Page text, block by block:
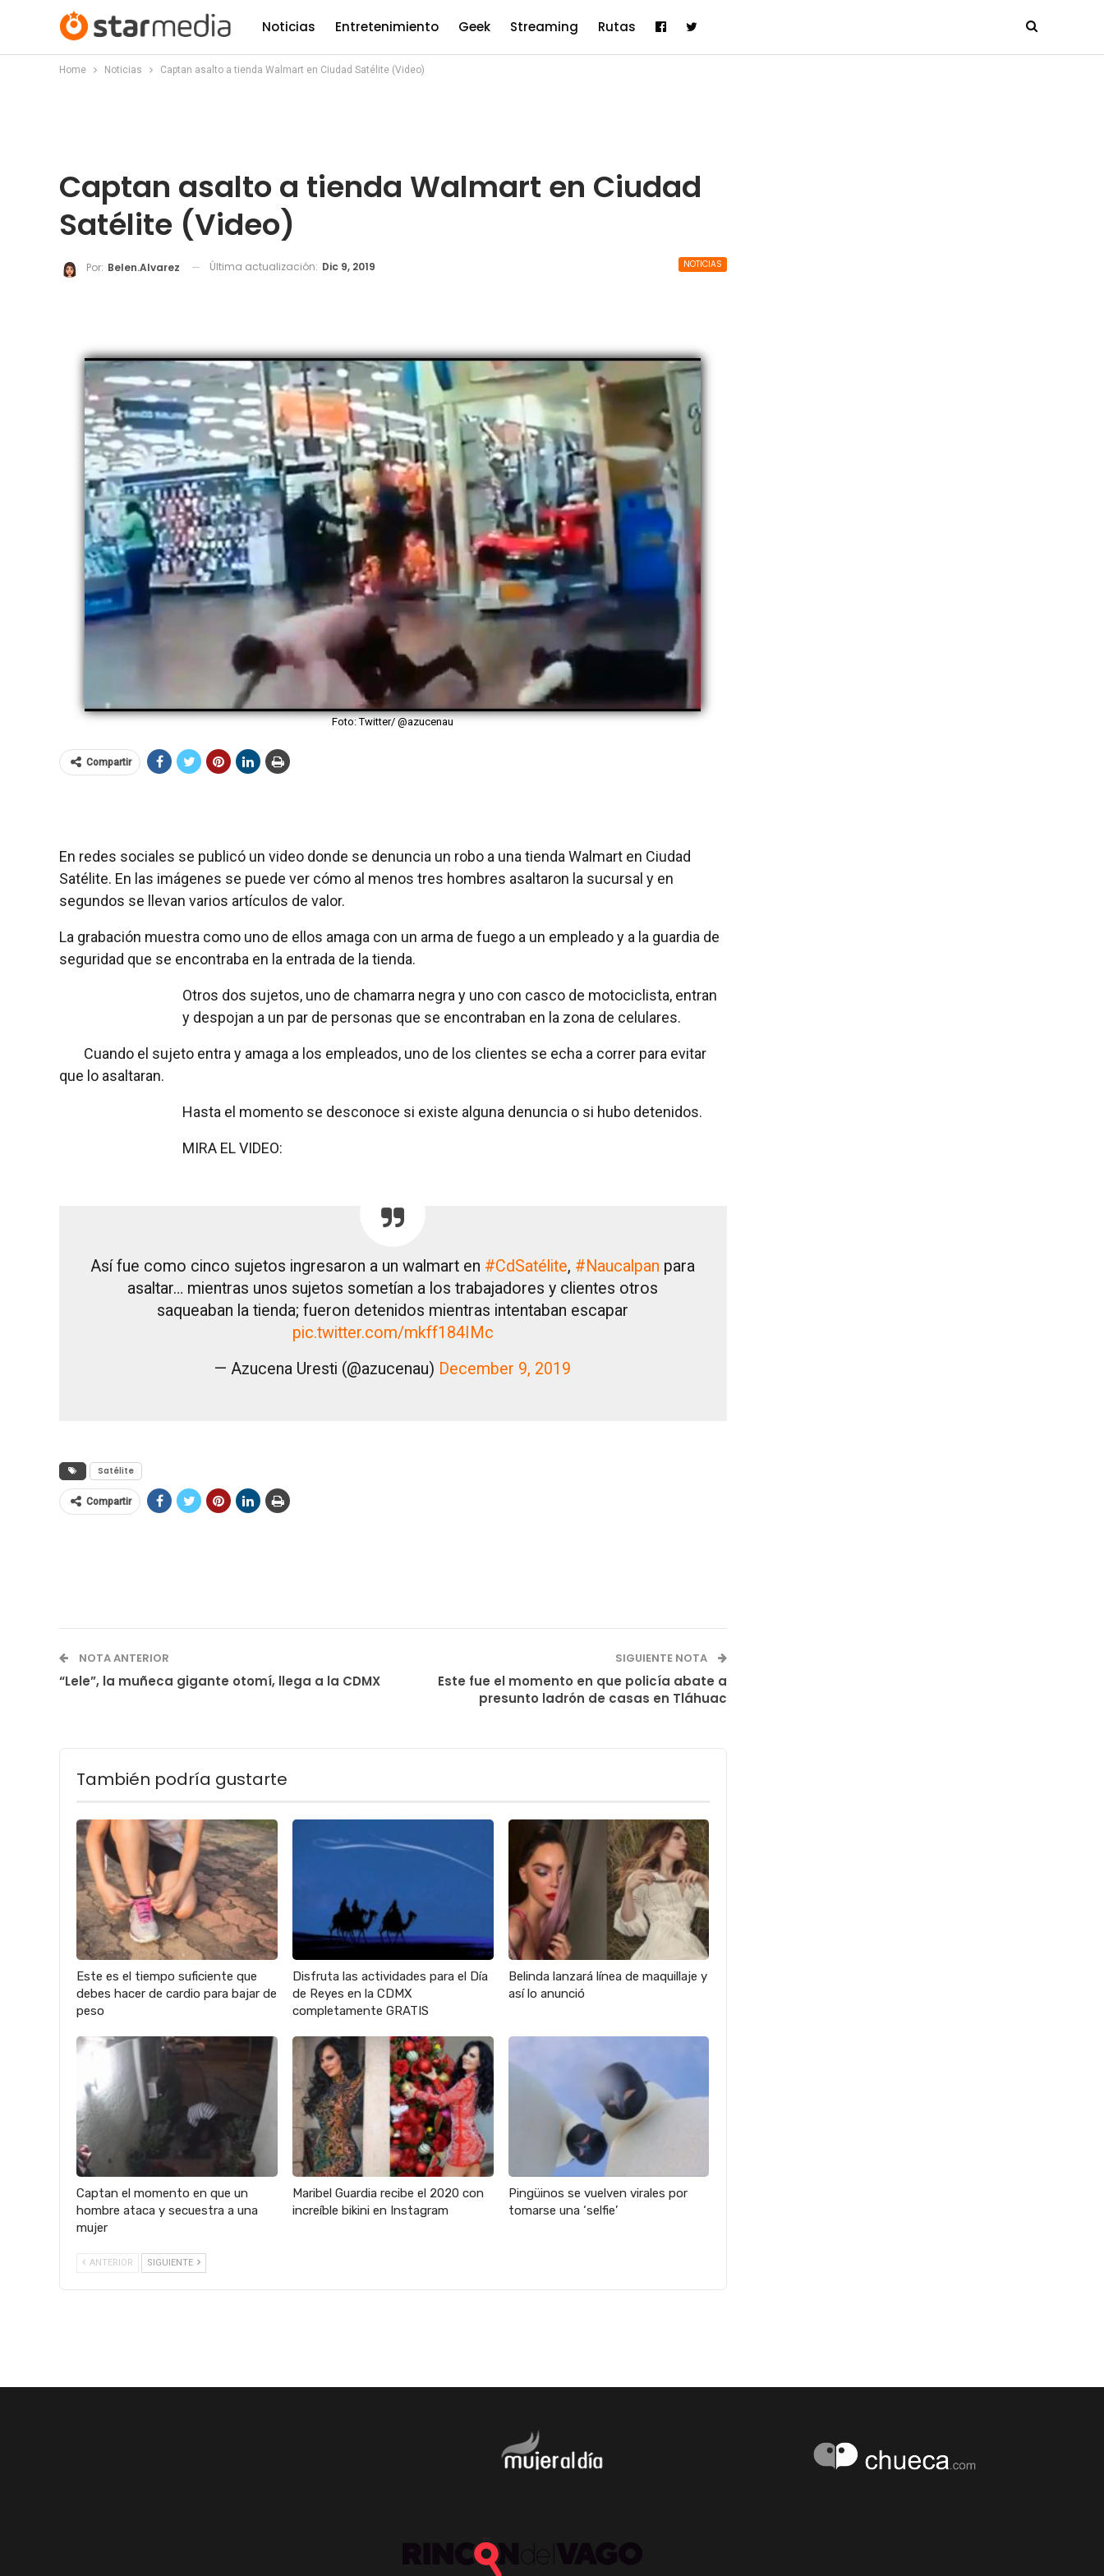
Noticias Entretenimiento Geek Streaming Rutas
Home Noticias Captan asalto a tienda Walmart en Ciudad Satélite (Video)
Captan asalto a tienda Walmart en Ciudad
Satélite (Video)
NOTICIAS
Por: Belen.alvarez Última actualización: Dic 9, 2019
Foto: Twitter/ @azucenau
Compartir
En redes sociales se publicó un video donde se denuncia un robo a una tienda Walmart en Ciudad
Satélite. En las imágenes se puede ver cómo al menos tres hombres asaltaron la sucursal y en
segundos se llevan varios artículos de valor.
La grabación muestra como uno de ellos amaga con un arma de fuego a un empleado y a la guardia de
seguridad que se encontraba en la entrada de la tienda.
Otros dos sujetos, uno de chamarra negra y uno con casco de motociclista, entran
y despojan a un par de personas que se encontraban en la zona de celulares.
Cuando el sujeto entra y amaga a los empleados, uno de los clientes se echa a correr para evitar
que lo asaltaran.
Hasta el momento se desconoce si existe alguna denuncia o si hubo detenidos.
MIRA EL VIDEO:
Así fue como cinco sujetos ingresaron a un walmart en #CdSatélite, #Naucalpan para
asaltar… mientras unos sujetos sometían a los trabajadores y clientes otros
saqueaban la tienda; fueron detenidos mientras intentaban escapar
pic.twitter.com/mkff184IMc
— Azucena Uresti (@azucenau) December 9, 2019
Satélite
Compartir
NOTA ANTERIOR
“Lele”, la muñeca gigante otomí, llega a la CDMX
SIGUIENTE NOTA
Este fue el momento en que policía abate a
presunto ladrón de casas en Tláhuac
También podría gustarte
Este es el tiempo suficiente que
debes hacer de cardio para bajar de
peso
Disfruta las actividades para el Día
de Reyes en la CDMX
completamente GRATIS
Belinda lanzará línea de maquillaje y
así lo anunció
Captan el momento en que un
hombre ataca y secuestra a una
mujer
Maribel Guardia recibe el 2020 con
increíble bikini en Instagram
Pingüinos se vuelven virales por
tomarse una ‘selfie’
ANTERIOR SIGUIENTE